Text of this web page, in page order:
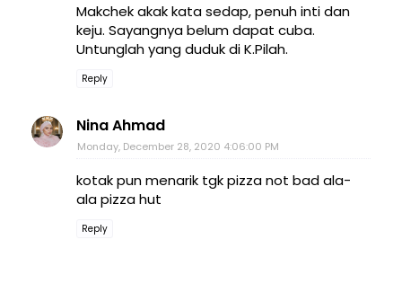
Makchek akak kata sedap, penuh inti dan
keju. Sayangnya belum dapat cuba.
Untunglah yang duduk di K.Pilah.
Reply
Nina Ahmad
Monday, December 28, 2020 4:06:00 PM
kotak pun menarik tgk pizza not bad ala-
ala pizza hut
Reply